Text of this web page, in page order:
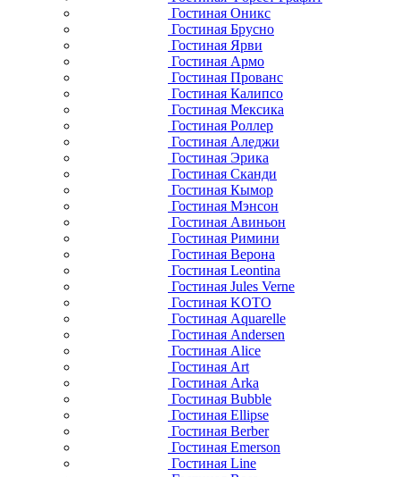
Гостиная Оникс
Гостиная Брусно
Гостиная Ярви
Гостиная Армо
Гостиная Прованс
Гостиная Калипсо
Гостиная Мексика
Гостиная Роллер
Гостиная Аледжи
Гостиная Эрика
Гостиная Сканди
Гостиная Кымор
Гостиная Мэнсон
Гостиная Авиньон
Гостиная Римини
Гостиная Верона
Гостиная Leontina
Гостиная Jules Verne
Гостиная KOTO
Гостиная Aquarelle
Гостиная Andersen
Гостиная Alice
Гостиная Art
Гостиная Arka
Гостиная Bubble
Гостиная Ellipse
Гостиная Berber
Гостиная Emerson
Гостиная Line